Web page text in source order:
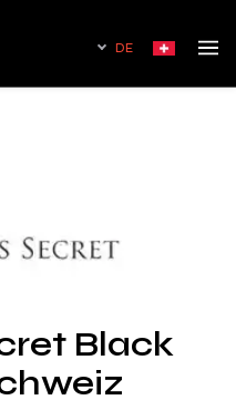
DE
Black